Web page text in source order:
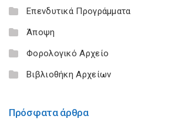
Επενδυτικά Προγράμματα
Άποψη
Φορολογικό Αρχείο
Βιβλιοθήκη Αρχείων
Πρόσφατα άρθρα